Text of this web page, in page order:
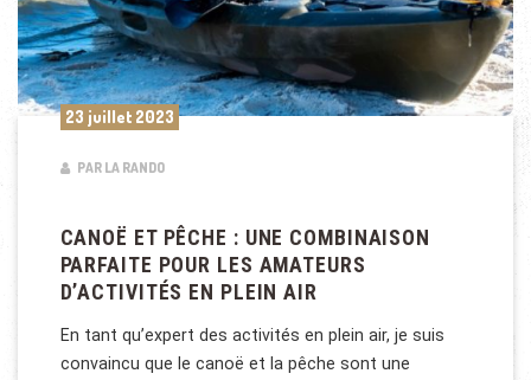
23 juillet 2023
PAR LA RANDO
CANOË ET PÊCHE : UNE COMBINAISON
PARFAITE POUR LES AMATEURS
D’ACTIVITÉS EN PLEIN AIR
En tant qu’expert des activités en plein air, je suis
convaincu que le canoë et la pêche sont une